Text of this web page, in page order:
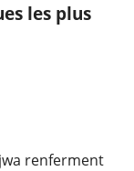
les plus
renferment